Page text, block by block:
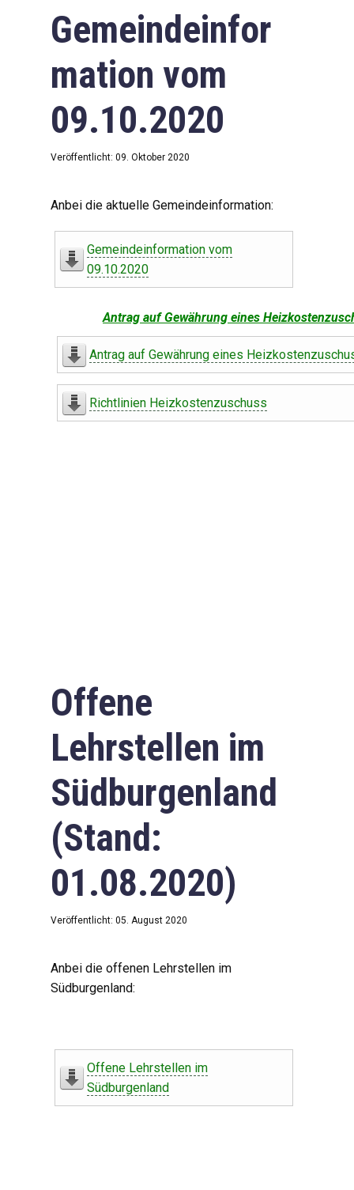
Gemeindeinfor
mation vom
09.10.2020
Veröffentlicht: 09. Oktober 2020
Anbei die aktuelle Gemeindeinformation:
Gemeindeinformation vom
09.10.2020
Antrag auf Gewährung eines
Antrag auf Gewährung eines
Richtlinien Heizkostenzuschuss
Offene
Lehrstellen im
Südburgenland
(Stand:
01.08.2020)
Veröffentlicht: 05. August 2020
Anbei die offenen Lehrstellen im
Südburgenland:
Offene Lehrstellen im
Südburgenland